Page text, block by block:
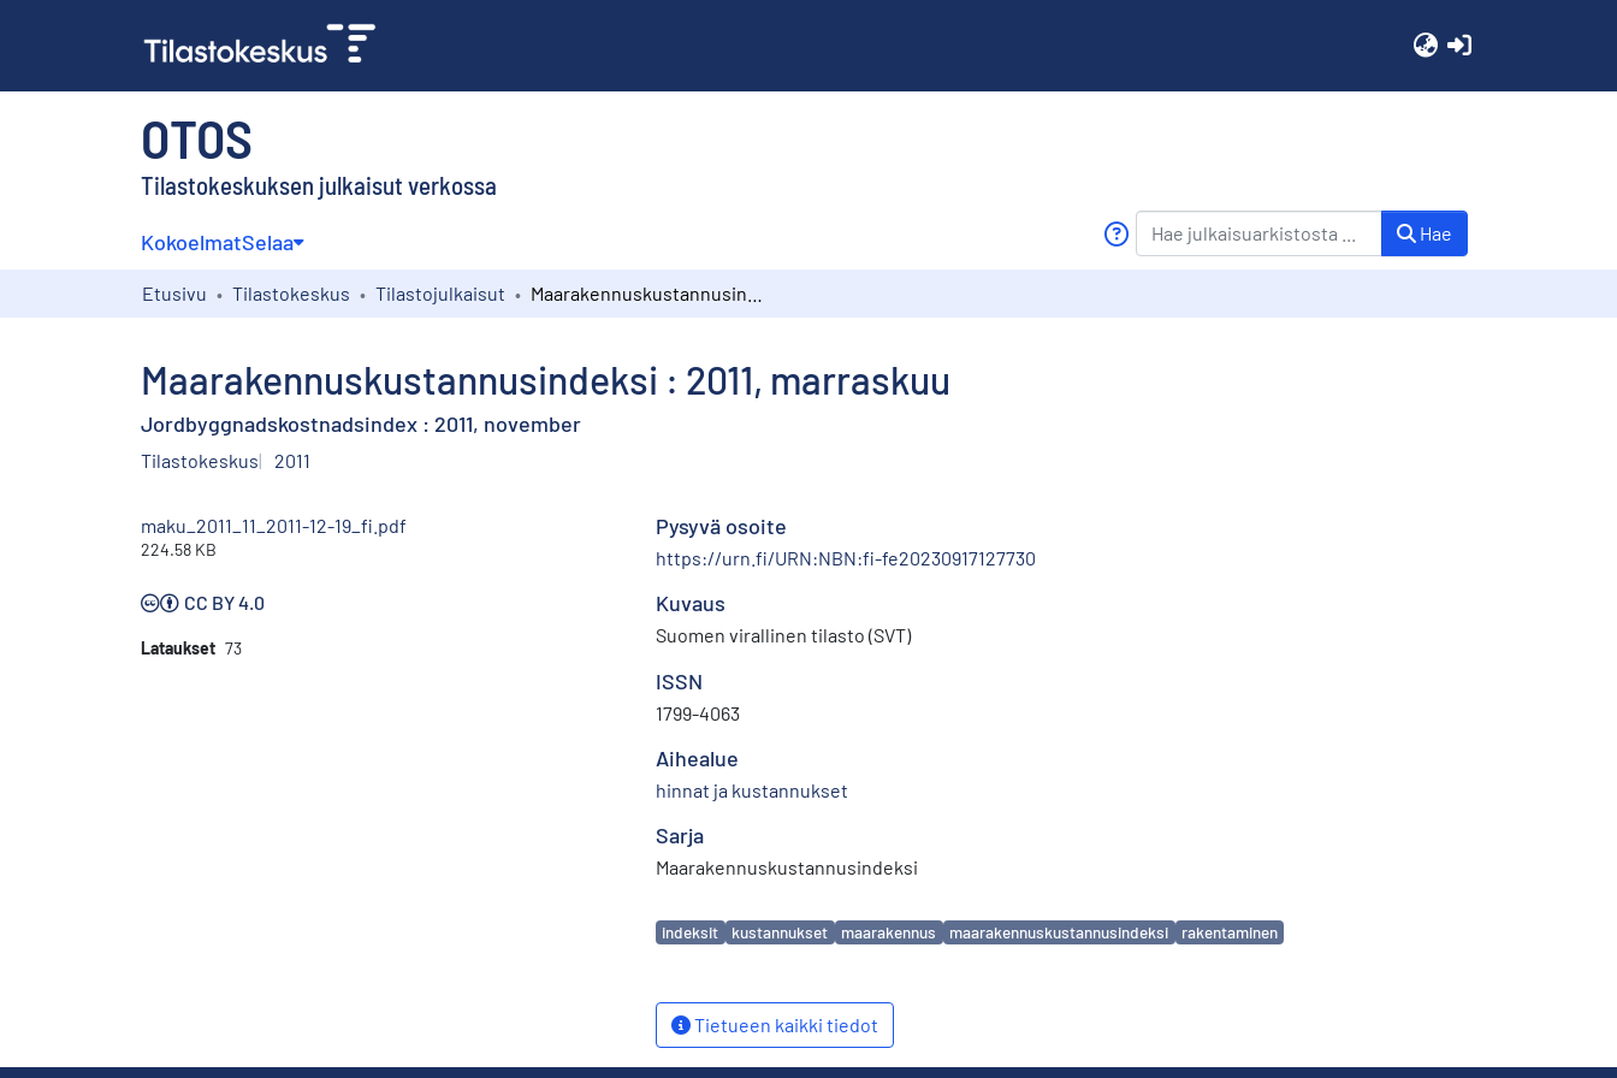
OTOS
Tilastokeskuksen julkaisut verkossa
KokoelmatSelaa Hae
Etusivu Tilastokeskus Tilastojulkaisut
Maarakennuskustannusindeksi : 2011, marraskuu
Jordbyggnadskostnadsindex : 2011, november
Tilastokeskus 2011
maku_2011_11_2011-12-19_fi.pdf
224.58 KB
CC BY 4.0
Lataukset 73
Pysyvä osoite
https://urn.fi/URN:NBN:fi-fe20230917127730
Kuvaus
Suomen virallinen tilasto (SVT)
ISSN
1799-4063
Aihealue
hinnat ja kustannukset
Sarja
Maarakennuskustannusindeksi
Avainsanat
indeksit kustannukset maarakennus maarakennuskustannusindeksi rakentaminen
Tietueen kaikki tiedot